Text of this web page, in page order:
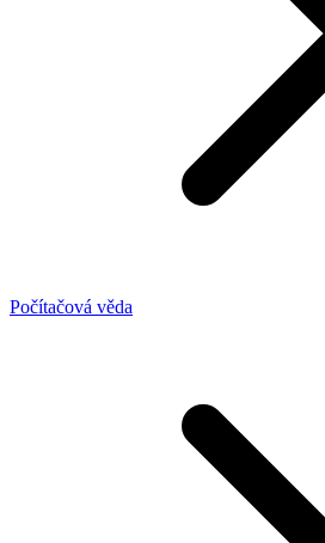
Počítačová věda